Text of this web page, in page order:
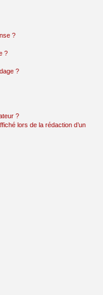
?
?
?
?
lors de la rédaction d’un